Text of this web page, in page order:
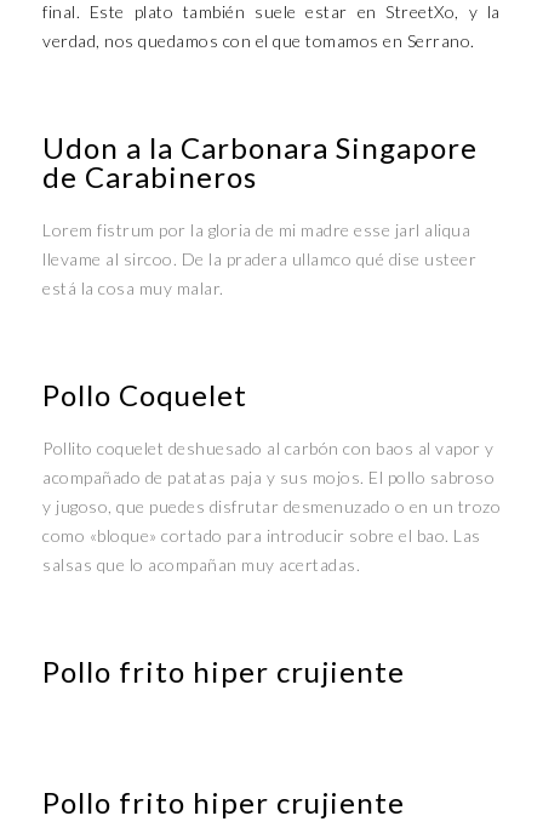
final. Este plato también suele estar en StreetXo, y la
verdad, nos quedamos con el que tomamos en Serrano.
Udon a la Carbonara Singapore
de Carabineros
Lorem fistrum por la gloria de mi madre esse jarl aliqua
llevame al sircoo. De la pradera ullamco qué dise usteer
está la cosa muy malar.
Pollo Coquelet
Pollito coquelet deshuesado al carbón con baos al vapor y
acompañado de patatas paja y sus mojos. El pollo sabroso
y jugoso, que puedes disfrutar desmenuzado o en un trozo
como «bloque» cortado para introducir sobre el bao. Las
salsas que lo acompañan muy acertadas.
Pollo frito hiper crujiente
Pollo frito hiper crujiente